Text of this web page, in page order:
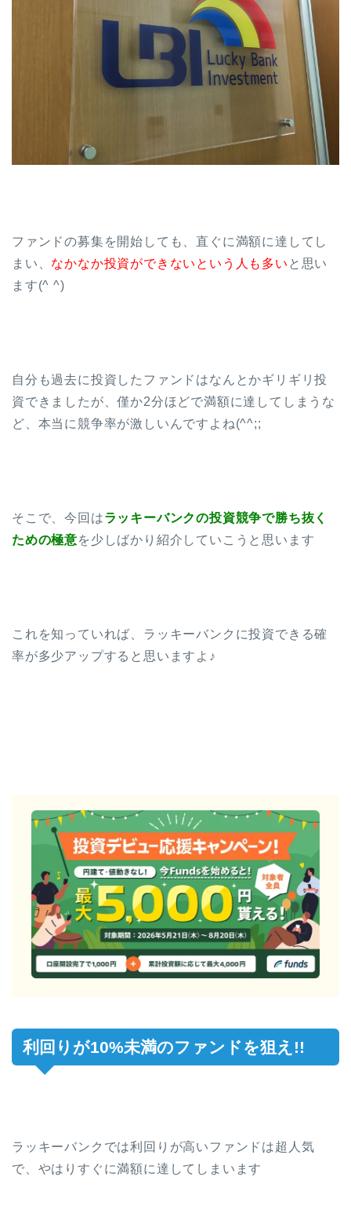
ファンドの募集を開始しても、直ぐに満額に達してし
まい、 なかなか投資ができないという人も多い と思い
ます(^ ^)
自分も過去に投資したファンドはなんとかギリギリ投
資できましたが、僅か2分ほどで満額に達してしまうな
ど、本当に競争率が激しいんですよね(^^;;
そこで、今回はラッキーバンクの投資競争で勝ち抜く
ための極意を少しばかり紹介していこうと思います
これを知っていれば、ラッキーバンクに投資できる確
率が多少アップすると思いますよ♪
利回りが10%未満のファンドを狙え!!
ラッキーバンクでは利回りが高いファンドは超人気
で、やはりすぐに満額に達してしまいます